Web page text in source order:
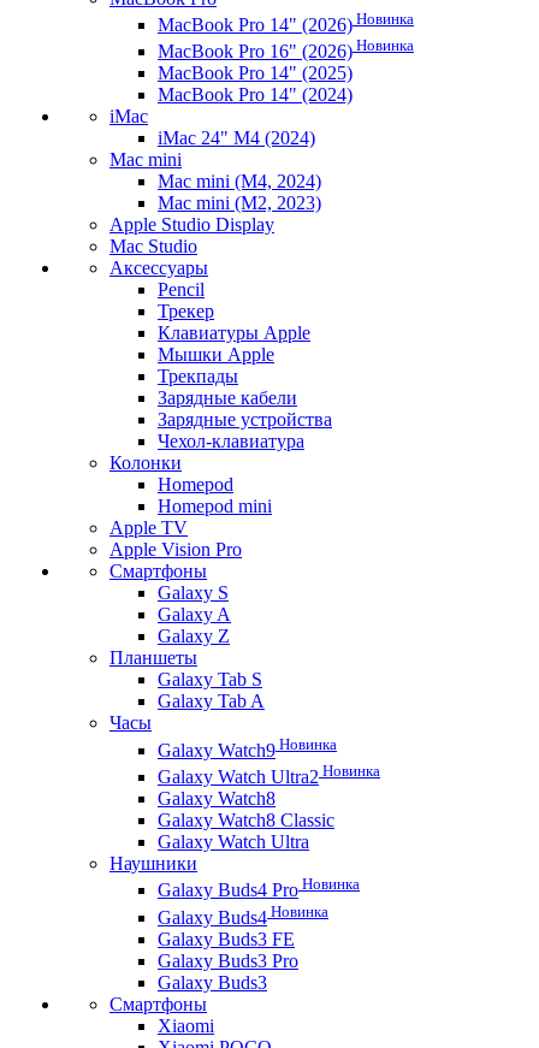
MacBook Pro 14" (2026) Новинка
MacBook Pro 16" (2026) Новинка
MacBook Pro 14" (2025)
MacBook Pro 14" (2024)
iMac
iMac 24" M4 (2024)
Mac mini
Mac mini (M4, 2024)
Mac mini (M2, 2023)
Apple Studio Display
Mac Studio
Аксессуары
Pencil
Трекер
Клавиатуры Apple
Мышки Apple
Трекпады
Зарядные кабели
Зарядные устройства
Чехол-клавиатура
Колонки
Homepod
Homepod mini
Apple TV
Apple Vision Pro
Смартфоны
Galaxy S
Galaxy A
Galaxy Z
Планшеты
Galaxy Tab S
Galaxy Tab A
Часы
Galaxy Watch9 Новинка
Galaxy Watch Ultra2 Новинка
Galaxy Watch8
Galaxy Watch8 Classic
Galaxy Watch Ultra
Наушники
Galaxy Buds4 Pro Новинка
Galaxy Buds4 Новинка
Galaxy Buds3 FE
Galaxy Buds3 Pro
Galaxy Buds3
Смартфоны
Xiaomi